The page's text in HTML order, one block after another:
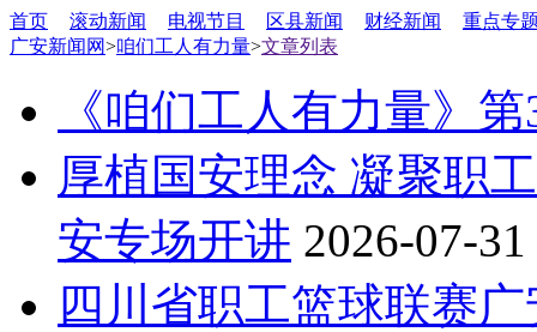
首页 滚动新闻 电视节目 区县新闻 财经新闻
重点专
广安新闻网>咱们工人有力量>文章列表
《咱们工人有力量》
厚植国安理念 凝聚职
安专场开讲 2026-07-31
四川省职工篮球联赛